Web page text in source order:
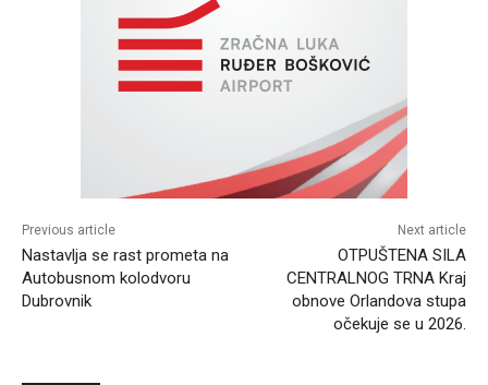
Previous article
Nastavlja se rast prometa na
Autobusnom kolodvoru
Dubrovnik
Next article
OTPUŠTENA SILA
CENTRALNOG TRNA Kraj
obnove Orlandova stupa
očekuje se u 2026.